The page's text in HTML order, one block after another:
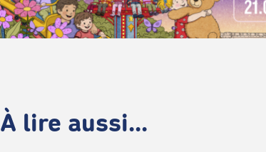
À lire aussi...